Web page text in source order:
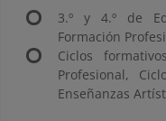
3.º y 4.º de
Formación
Ciclos
Profesional,
Enseñanzas